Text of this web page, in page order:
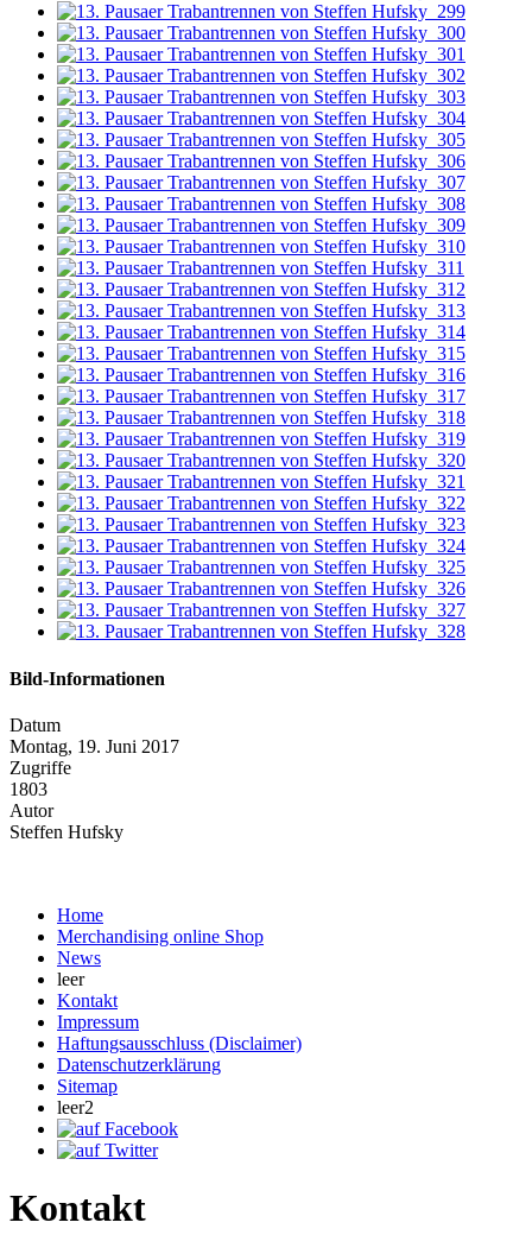
Bild-Informationen
Datum
Montag, 19. Juni 2017
Zugriffe
1803
Autor
Steffen Hufsky
Home
Merchandising online Shop
News
leer
Kontakt
Impressum
Haftungsausschluss (Disclaimer)
Datenschutzerklärung
Sitemap
leer2
Kontakt